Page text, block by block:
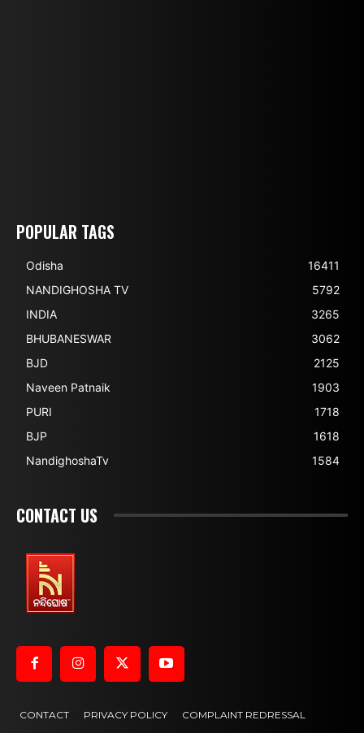
POPULAR TAGS
Odisha
16411
NANDIGHOSHA TV
5792
INDIA
3265
BHUBANESWAR
3062
BJD
2125
Naveen Patnaik
1903
PURI
1718
BJP
1618
NandighoshaTv
1584
CONTACT US
CONTACT PRIVACY POLICY COMPLAINT REDRESSAL